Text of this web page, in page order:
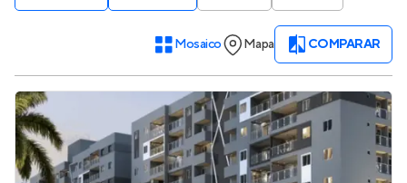
Mosaico Mapa COMPARAR